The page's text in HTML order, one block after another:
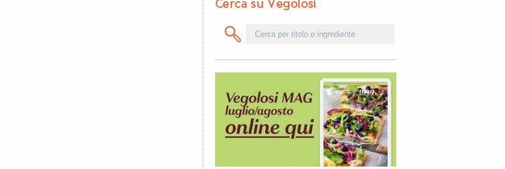
Cerca su Vegolosi